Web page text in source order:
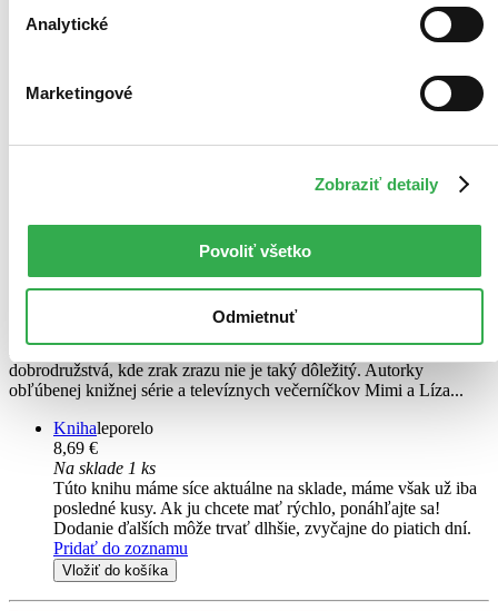
Analytické
Marketingové
Zobraziť detaily
Povoliť všetko
Odmietnuť
3. diel sérieMimi a Líza (leporelo)
nudný a čiernobiely. Spolu s neposednou Lízou prežívajú
dobrodružstvá, kde zrak zrazu nie je taký dôležitý. Autorky
obľúbenej knižnej série a televíznych večerníčkov Mimi a Líza...
Knihaleporelo
8,69 €
Na sklade 1 ks
Túto knihu máme síce aktuálne na sklade, máme však už iba
posledné kusy. Ak ju chcete mať rýchlo, ponáhľajte sa!
Dodanie ďalších môže trvať dlhšie, zvyčajne do piatich dní.
Pridať do zoznamu
Vložiť do košíka